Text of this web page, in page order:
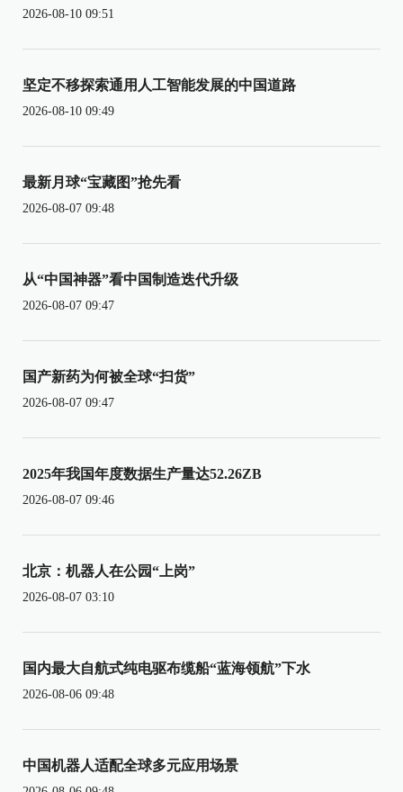
2026-08-10 09:51
坚定不移探索通用人工智能发展的中国道路
2026-08-10 09:49
最新月球“宝藏图”抢先看
2026-08-07 09:48
从“中国神器”看中国制造迭代升级
2026-08-07 09:47
国产新药为何被全球“扫货”
2026-08-07 09:47
2025年我国年度数据生产量达52.26ZB
2026-08-07 09:46
北京：机器人在公园“上岗”
2026-08-07 03:10
国内最大自航式纯电驱布缆船“蓝海领航”下水
2026-08-06 09:48
中国机器人适配全球多元应用场景